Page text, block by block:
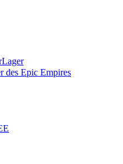
Epic Empires